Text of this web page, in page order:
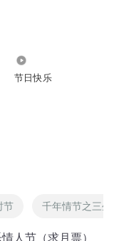
节日快乐
节 千年情节之三生
人节（求月票）